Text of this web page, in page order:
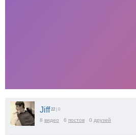
Jiff 22 | 0
8 видео 6 постов 0 друзей